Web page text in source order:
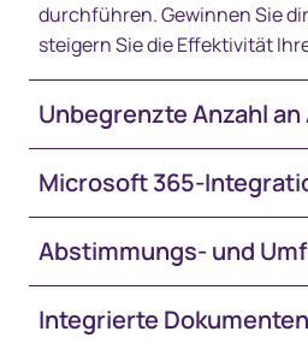
durchführen. Gewinnen Sie
steigern Sie die Effektivität
Unbegrenzte Anzahl
Microsoft 365-
Abstimmungs- und
Integrierte